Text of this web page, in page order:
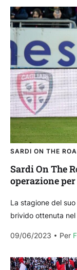
SARDI ON THE
Sardi On The
operazione
La stagione del
brivido ottenuta
09/06/2023
Per